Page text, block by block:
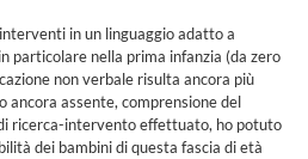
in un linguaggio adatto a
particolare nella prima infanzia (da zero
non verbale risulta ancora più
ancora assente, comprensione del
ricerca-intervento effettuato, ho potuto
dei bambini di questa fascia di età